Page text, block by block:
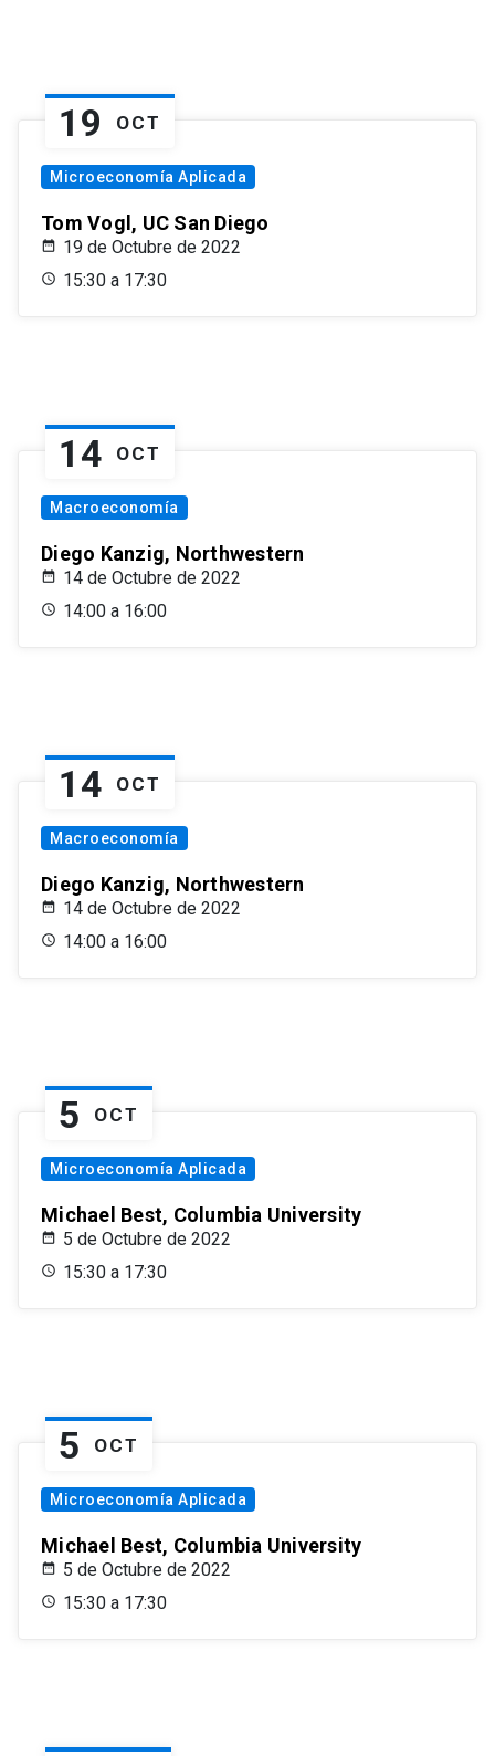
19 OCT
Microeconomía Aplicada
Tom Vogl, UC San Diego
19 de Octubre de 2022
15:30 a 17:30
14 OCT
Macroeconomía
Diego Kanzig, Northwestern
14 de Octubre de 2022
14:00 a 16:00
14 OCT
Macroeconomía
Diego Kanzig, Northwestern
14 de Octubre de 2022
14:00 a 16:00
5 OCT
Microeconomía Aplicada
Michael Best, Columbia University
5 de Octubre de 2022
15:30 a 17:30
5 OCT
Microeconomía Aplicada
Michael Best, Columbia University
5 de Octubre de 2022
15:30 a 17:30